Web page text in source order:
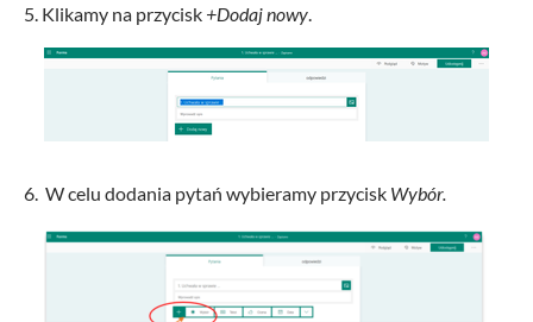
5. Klikamy na przycisk +Dodaj nowy.
6. W celu dodania pytań wybieramy przycisk Wybór.